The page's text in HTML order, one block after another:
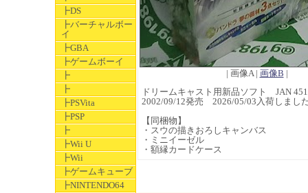
┣DS
┣バーチャルボー
イ
┣GBA
┣ゲームボーイ
┣
┣
┣PSVita
┣PSP
┣
┣Wii U
┣Wii
┣ゲームキューブ
┣NINTENDO64
| 画像A | 画像B |
ドリームキャスト用新品ソフト JAN
2002/09/12発売 2026/05/03入荷しまし
【同梱物】
・スウの描きおろしキャンバス
・ミニイーゼル
・額縁カードケース